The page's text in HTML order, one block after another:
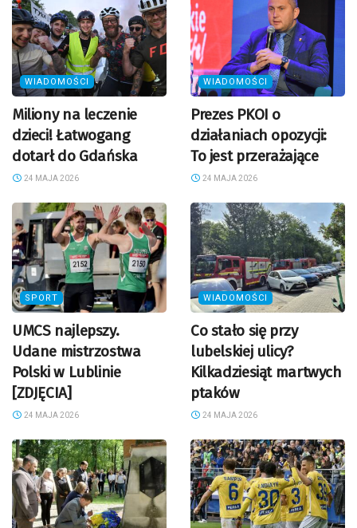
WIADOMOŚCI
Miliony na leczenie
dzieci! Łatwogang
dotarł do Gdańska
24 MAJA 2026
WIADOMOŚCI
Prezes PKOI o
działaniach opozycji:
To jest przerażające
24 MAJA 2026
SPORT
UMCS najlepszy.
Udane mistrzostwa
Polski w Lublinie
[ZDJĘCIA]
24 MAJA 2026
WIADOMOŚCI
Co stało się przy
lubelskiej ulicy?
Kilkadziesiąt martwych
ptaków
24 MAJA 2026